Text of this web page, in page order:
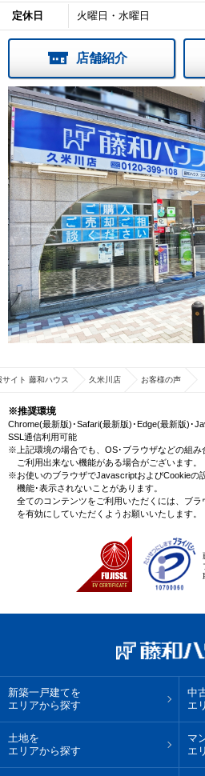
定休日 火曜日・水曜日
店舗紹介
イト 藤和ハウス 久米川店 お客様の声
※推奨環境
Chrome(最新版)･Safari(最新版)･Edge(最新版)･
SSL通信利用可能
※上記環境の場合でも、OS･ブラウザなどの組み
ご利用出来ない機能がある場合がございます。
※お使いのブラウザでJavascriptおよびCookieの
機能･表示されないことがあります。
全てのコンテンツをご利用いただくには、ブ
を有効にしていただくようお願いいたします。
新築一戸建てを
エリアから探す
中
エ
土地を
エリアから探す
マ
エ